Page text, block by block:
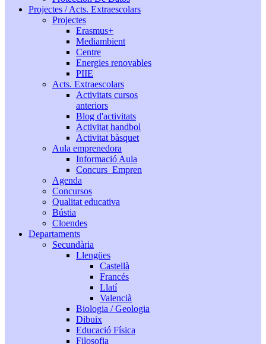
Projectes / Acts. Extraescolars
Projectes
Erasmus+
Mediambient
Centre
Energies renovables
PIIE
Acts. Extraescolars
Activitats cursos
anteriors
Blog d'activitats
Activitat handbol
Activitat bàsquet
Aula emprenedora
Informació Aula
Concurs_Empren
Agenda
Concursos
Qualitat educativa
Bústia
Cloendes
Departaments
Secundària
Llengües
Castellà
Francés
Llatí
Valencià
Biologia / Geologia
Dibuix
Educació Física
Filosofia